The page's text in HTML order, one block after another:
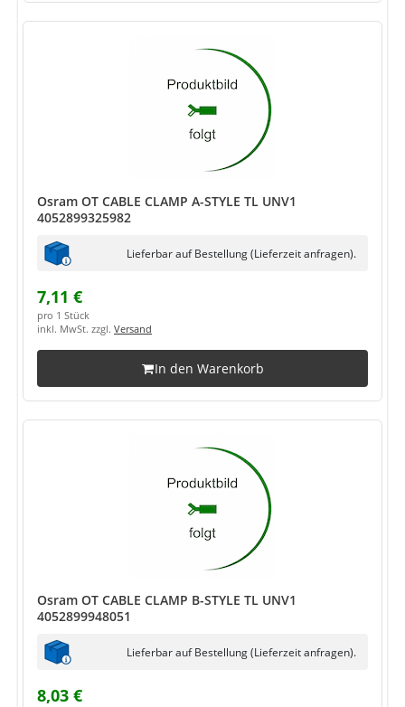
Osram OT CABLE CLAMP A-STYLE TL UNV1
4052899325982
Lieferbar auf Bestellung (Lieferzeit anfragen).
7,11 €
pro 1 Stück
inkl. MwSt. zzgl. Versand
In den Warenkorb
Osram OT CABLE CLAMP B-STYLE TL UNV1
4052899948051
Lieferbar auf Bestellung (Lieferzeit anfragen).
8,03 €